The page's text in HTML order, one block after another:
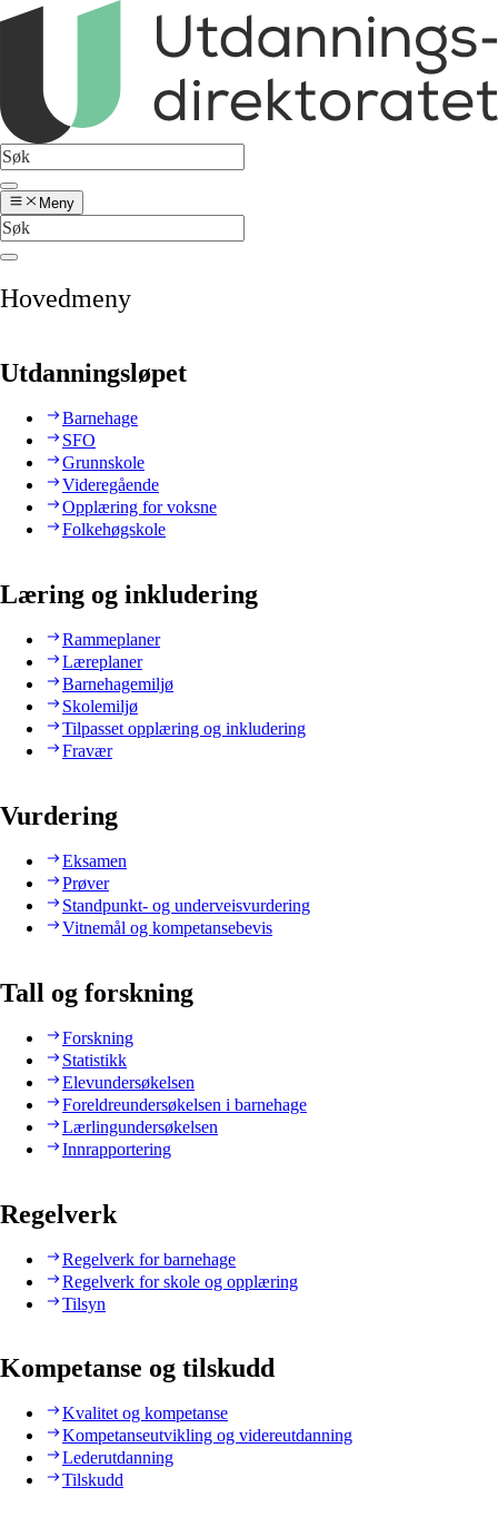
Meny
Hovedmeny
Utdanningsløpet
Barnehage
SFO
Grunnskole
Videregående
Opplæring for voksne
Folkehøgskole
Læring og inkludering
Rammeplaner
Læreplaner
Barnehagemiljø
Skolemiljø
Tilpasset opplæring og inkludering
Fravær
Vurdering
Eksamen
Prøver
Standpunkt- og underveisvurdering
Vitnemål og kompetansebevis
Tall og forskning
Forskning
Statistikk
Elevundersøkelsen
Foreldreundersøkelsen i barnehage
Lærlingundersøkelsen
Innrapportering
Regelverk
Regelverk for barnehage
Regelverk for skole og opplæring
Tilsyn
Kompetanse og tilskudd
Kvalitet og kompetanse
Kompetanseutvikling og videreutdanning
Lederutdanning
Tilskudd